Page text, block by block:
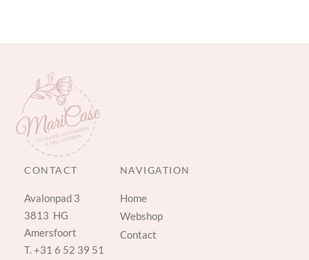
CONTACT
Avalonpad 3
3813 HG
Amersfoort
T.+31 6 52 39 51
NAVIGATION
Home
Webshop
Contact